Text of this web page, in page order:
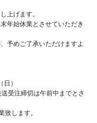
上げます。
年始休業とさせていただき
予めご了承いただけますよ
）
受注締切は午前中までとさ
致します。